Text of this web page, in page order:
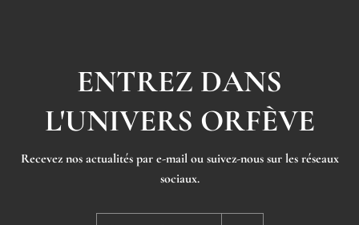
ENTREZ DANS
L'UNIVERS ORFÈVE
Recevez nos actualités par e-mail ou suivez-nous sur les réseaux
sociaux.